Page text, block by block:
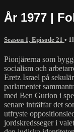
År 1977 |
Season 1, Episode 21 •
Pionjärerna som
socialism och
Eretz Israel på
parlamentet
med Ben Gurion i
senare inträffar det
utfryste
jordskredsseger i